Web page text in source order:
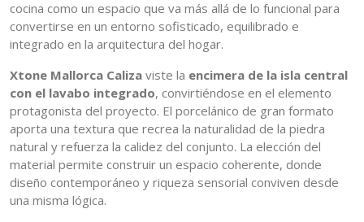
cocina como un espacio que va más allá de lo funcional para
convertirse en un entorno sofisticado, equilibrado e
integrado en la arquitectura del hogar.
Xtone Mallorca Caliza viste la encimera de la isla central
con el lavabo integrado, convirtiéndose en el elemento
protagonista del proyecto. El porcelánico de gran formato
aporta una textura que recrea la naturalidad de la piedra
natural y refuerza la calidez del conjunto. La elección del
material permite construir un espacio coherente, donde
diseño contemporáneo y riqueza sensorial conviven desde
una misma lógica.